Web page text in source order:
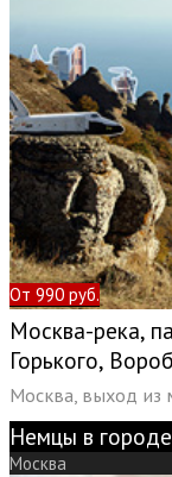
От 990 руб.
Москва-река,
Горького,
Москва, выход из
Немцы в городе
Москва